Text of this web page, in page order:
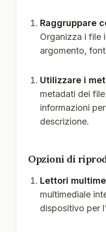
Raggruppare
Organizza i file
argomento,
Utilizzare i
metadati dei
informazioni
descrizione.
Opzioni di
Lettori
multimediale
dispositivo per